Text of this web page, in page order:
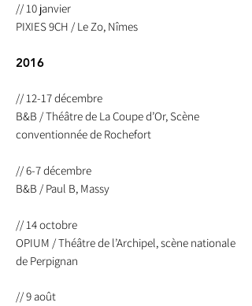
// 10 janvier
PIXIES 9CH / Le Zo, Nîmes
2016
// 12-17 décembre
B&B / Théâtre de La Coupe d’Or, Scène
conventionnée de Rochefort
// 6-7 décembre
B&B / Paul B, Massy
// 14 octobre
OPIUM / Théâtre de l’Archipel, scène nationale
de Perpignan
// 9 août